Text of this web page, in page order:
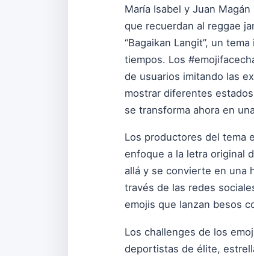
María Isabel y Juan
que recuerdan al reggae
“Bagaikan Langit”, un
tiempos. Los
de usuarios imitando las
mostrar diferentes
se transforma ahora en
Los productores del tema
enfoque a la letra original
allá y se convierte en una
través de las redes
emojis que lanzan besos
Los challenges de los
deportistas de élite,